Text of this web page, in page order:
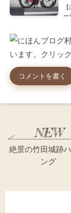
ー
います。クリッ
コメントを書く
絶景の竹田城跡
ング